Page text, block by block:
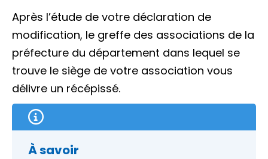
Après l’étude de votre déclaration de
modification, le greffe des associations de la
préfecture du département dans lequel se
trouve le siège de votre association vous
délivre un récépissé.
À savoir